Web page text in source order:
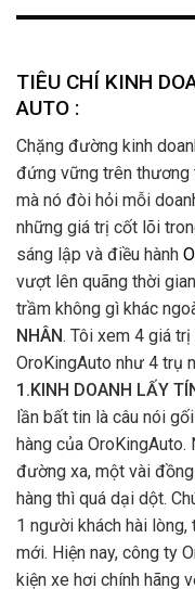
TIÊU CHÍ KINH
AUTO :
Chặng đường kinh
đứng vững trên
mà nó đòi hỏi mỗi
những giá trị cốt lõi
sáng lập và điều hành
vượt lên quãng thời
trầm không gì khác
NHÂN. Tôi xem 4 giá
OroKingAuto như 4 trụ
1.KINH DOANH LẤY
lần bất tin là câu nói
hàng của
đường xa, một vài
hàng thì quá dại dột.
1 người khách hài
mới. Hiện nay, công ty
kiện xe hơi chính hãng